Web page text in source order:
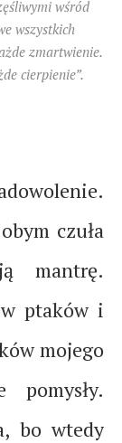
wśród
wszystkich
zmartwienie.
cierpienie”.
czuła
mantrę.
ptaków i
mojego
pomysły.
bo wtedy